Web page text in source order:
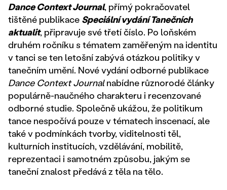
Dance Context Journal, přímý pokračovatel
tištěné publikace Speciální vydání Tanečních
aktualit, připravuje své třetí číslo. Po loňském
druhém ročníku s tématem zaměřeným na identitu
v tanci se ten letošní zabývá otázkou politiky v
tanečním umění. Nové vydání odborné publikace
Dance Context Journalnabídne různorodé články
populárně-naučného charakteru i recenzované
odborné studie. Společně ukážou, že politikum
tance nespočívá pouze v tématech inscenací, ale
také v podmínkách tvorby, viditelnosti těl,
kulturních institucích, vzdělávání, mobilitě,
reprezentaci i samotném způsobu, jakým se
taneční znalost předává z těla na tělo.